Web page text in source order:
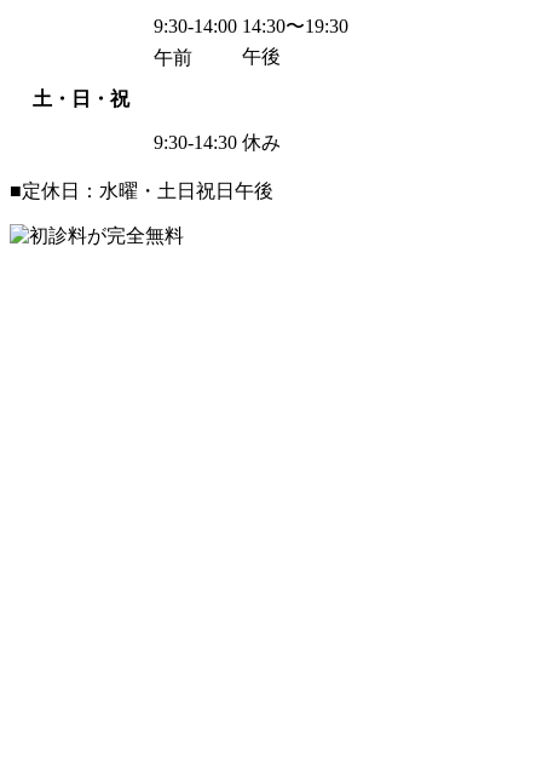
9:30-14:00 14:30〜19:30
土・日・祝
午前
9:30-14:30
午後
休み
■定休日：水曜・土日祝日午後